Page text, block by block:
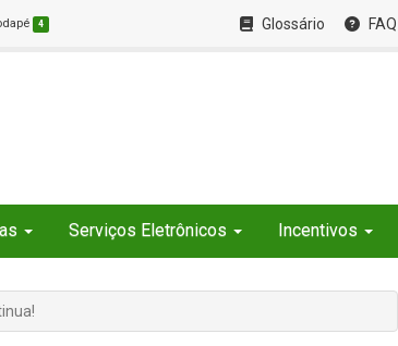
4 Glossário FAQ
Serviços Eletrônicos Incentivos